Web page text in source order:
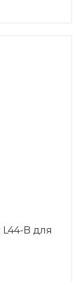
B для